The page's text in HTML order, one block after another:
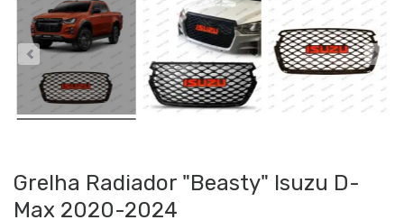
Grelha Radiador "Beasty" Isuzu D-
Max 2020-2024